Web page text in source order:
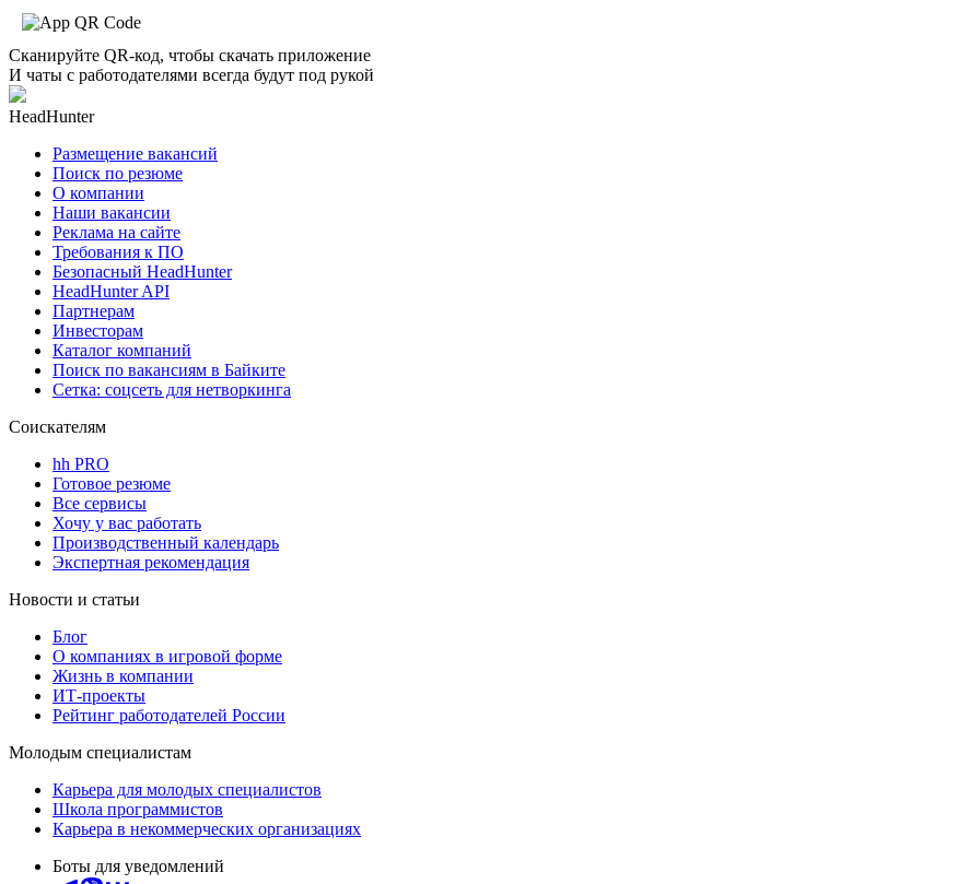
Сканируйте QR-код, чтобы скачать приложение
И чаты с работодателями всегда будут под рукой
HeadHunter
Размещение вакансий
Поиск по резюме
О компании
Наши вакансии
Реклама на сайте
Требования к ПО
Безопасный HeadHunter
HeadHunter API
Партнерам
Инвесторам
Каталог компаний
Поиск по вакансиям в Байките
Сетка: соцсеть для нетворкинга
Соискателям
hh PRO
Готовое резюме
Все сервисы
Хочу у вас работать
Производственный календарь
Экспертная рекомендация
Новости и статьи
Блог
О компаниях в игровой форме
Жизнь в компании
ИТ-проекты
Рейтинг работодателей России
Молодым специалистам
Карьера для молодых специалистов
Школа программистов
Карьера в некоммерческих организациях
Боты для уведомлений